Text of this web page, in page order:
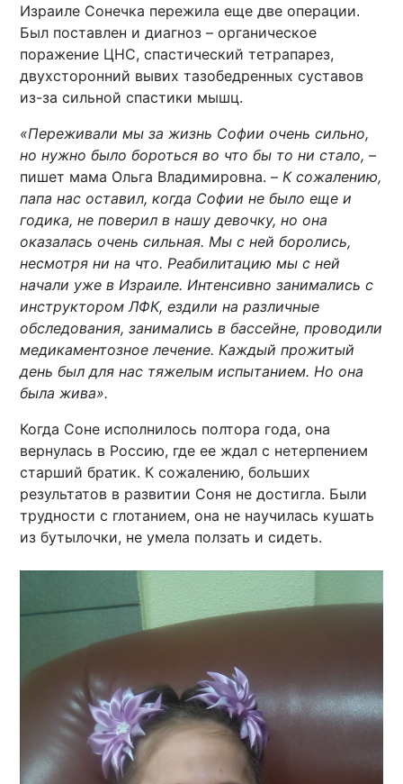
Израиле Сонечка пережила еще две операции.
Был поставлен и диагноз – органическое
поражение ЦНС, спастический тетрапарез,
двухсторонний вывих тазобедренных суставов
из-за сильной спастики мышц.
«Переживали мы за жизнь Софии очень сильно,
но нужно было бороться во что бы то ни стало, –
пишет мама Ольга Владимировна. – К сожалению,
папа нас оставил, когда Софии не было еще и
годика, не поверил в нашу девочку, но она
оказалась очень сильная. Мы с ней боролись,
несмотря ни на что. Реабилитацию мы с ней
начали уже в Израиле. Интенсивно занимались с
инструктором ЛФК, ездили на различные
обследования, занимались в бассейне, проводили
медикаментозное лечение. Каждый прожитый
день был для нас тяжелым испытанием. Но она
была жива».
Когда Соне исполнилось полтора года, она
вернулась в Россию, где ее ждал с нетерпением
старший братик. К сожалению, больших
результатов в развитии Соня не достигла. Были
трудности с глотанием, она не научилась кушать
из бутылочки, не умела ползать и сидеть.